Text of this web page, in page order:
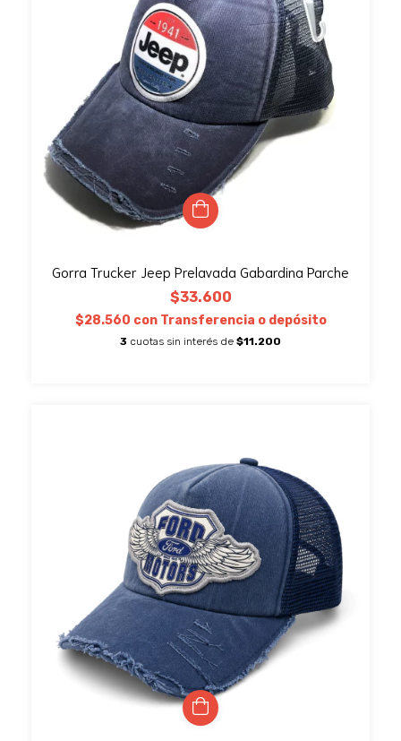
Gorra Trucker Jeep Prelavada Gabardina Parche
$33.600
$28.560 con Transferencia o depósito
3 cuotas sin interés de $11.200